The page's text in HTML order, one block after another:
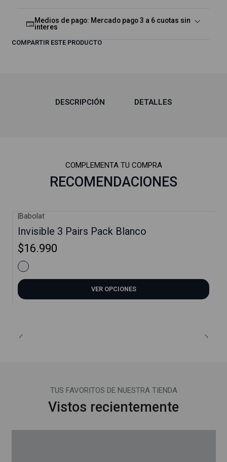
Medios de pago: Mercado pago 3 a 6 cuotas sin
interes
COMPARTIR ESTE PRODUCTO
DESCRIPCIÓN DETALLES
COMPLEMENTA TU COMPRA
RECOMENDACIONES
Babolat
Invisible 3 Pairs Pack Blanco
$16.990
VER OPCIONES
TUS FAVORITOS DE NUESTRA TIENDA
Vistos recientemente